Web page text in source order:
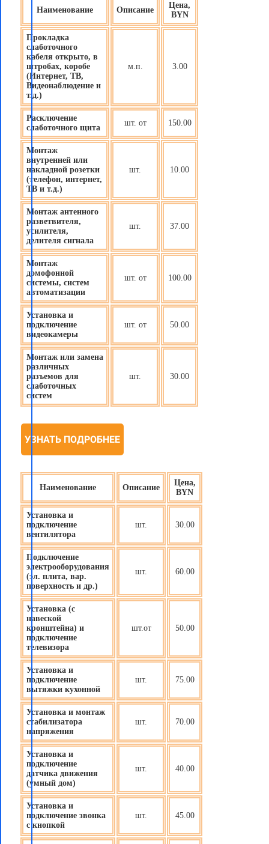
Наименование Описание
Цена,
BYN
Прокладка
слаботочного
кабеля открыто, в
штробах, коробе
(Интернет, ТВ,
Видеонаблюдение и
т.д.)
м.п. 3.00
Расключение
слаботочного щита
шт. от 150.00
Монтаж
внутренней или
накладной розетки
(телефон, интернет,
ТВ и т.д.)
шт. 10.00
Монтаж антенного
разветвителя,
усилителя,
делителя сигнала
шт. 37.00
Монтаж
домофонной
системы, систем
автоматизации
шт. от 100.00
Установка и
подключение
видеокамеры
шт. от 50.00
Монтаж или замена
различных
разъемов для
слаботочных
систем
шт. 30.00
УЗНАТЬ ПОДРОБНЕЕ
Наименование Описание
Цена,
BYN
Установка и
подключение
вентилятора
шт. 30.00
Подключение
электрооборудования
(эл. плита, вар.
поверхность и др.)
шт. 60.00
Установка (с
навеской
кронштейна) и
подключение
телевизора
шт.от 50.00
Установка и
подключение
вытяжки кухонной
шт. 75.00
Установка и монтаж
стабилизатора
напряжения
шт. 70.00
Установка и
подключение
датчика движения
(умный дом)
шт. 40.00
Установка и
подключение звонка
с кнопкой
шт. 45.00